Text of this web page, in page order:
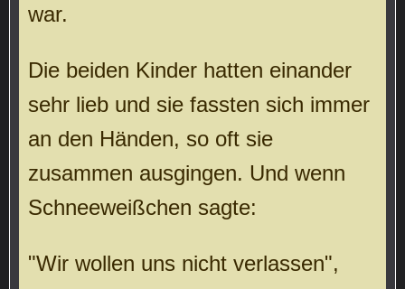
war.
Die beiden Kinder hatten einander
sehr lieb und sie fassten sich immer
an den Händen, so oft sie
zusammen ausgingen. Und wenn
Schneeweißchen sagte:
"Wir wollen uns nicht verlassen",